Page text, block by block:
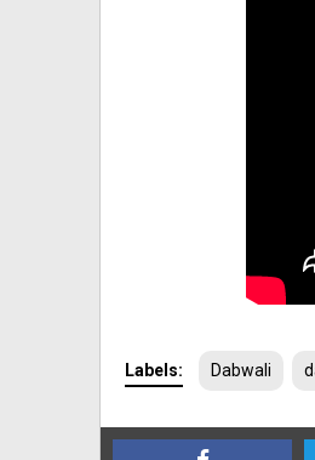
Labels: Dabwali